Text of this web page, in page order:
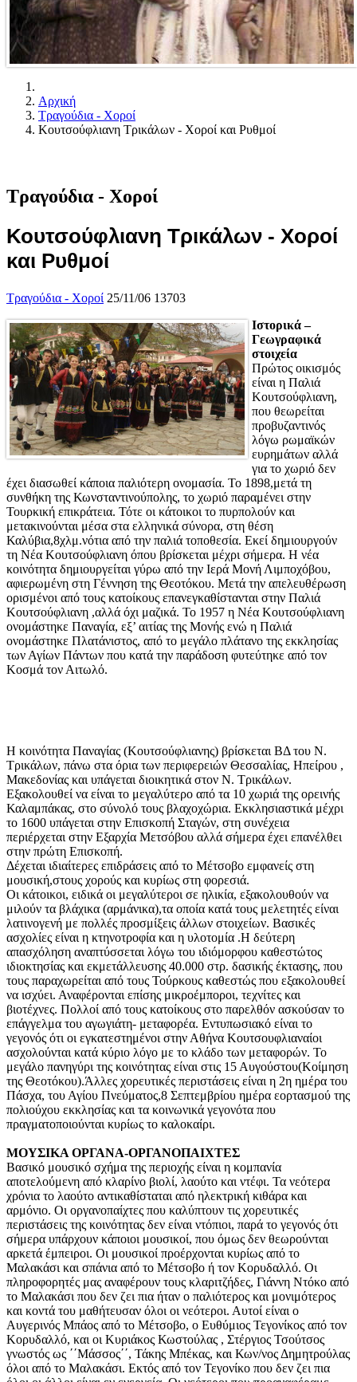
Αρχική
Τραγούδια - Χοροί
Κουτσούφλιανη Τρικάλων - Χοροί και Ρυθμοί
Τραγούδια - Χοροί
Κουτσούφλιανη Τρικάλων - Χοροί
και Ρυθμοί
Τραγούδια - Χοροί 25/11/06 13703
Ιστορικά –
Γεωγραφικά
στοιχεία
Πρώτος οικισμός
είναι η Παλιά
Κουτσούφλιανη,
που θεωρείται
προβυζαντινός
λόγω ρωμαϊκών
ευρημάτων αλλά
για το χωριό δεν
έχει διασωθεί κάποια παλιότερη ονομασία. Το 1898,μετά τη
συνθήκη της Κωνσταντινούπολης, το χωριό παραμένει στην
Τουρκική επικράτεια. Τότε οι κάτοικοι το πυρπολούν και
μετακινούνται μέσα στα ελληνικά σύνορα, στη θέση
Καλύβια,8χλμ.νότια από την παλιά τοποθεσία. Εκεί δημιουργούν
τη Νέα Κουτσούφλιανη όπου βρίσκεται μέχρι σήμερα. Η νέα
κοινότητα δημιουργείται γύρω από την Ιερά Μονή Λιμποχόβου,
αφιερωμένη στη Γέννηση της Θεοτόκου. Μετά την απελευθέρωση
ορισμένοι από τους κατοίκους επανεγκαθίστανται στην Παλιά
Κουτσούφλιανη ,αλλά όχι μαζικά. Το 1957 η Νέα Κουτσούφλιανη
ονομάστηκε Παναγία, εξ’ αιτίας της Μονής ενώ η Παλιά
ονομάστηκε Πλατάνιστος, από το μεγάλο πλάτανο της εκκλησίας
των Αγίων Πάντων που κατά την παράδοση φυτεύτηκε από τον
Κοσμά τον Αιτωλό.
Η κοινότητα Παναγίας (Κουτσούφλιανης) βρίσκεται ΒΔ του Ν.
Τρικάλων, πάνω στα όρια των περιφερειών Θεσσαλίας, Ηπείρου ,
Μακεδονίας και υπάγεται διοικητικά στον Ν. Τρικάλων.
Εξακολουθεί να είναι το μεγαλύτερο από τα 10 χωριά της ορεινής
Καλαμπάκας, στο σύνολό τους βλαχοχώρια. Εκκλησιαστικά μέχρι
το 1600 υπάγεται στην Επισκοπή Σταγών, στη συνέχεια
περιέρχεται στην Εξαρχία Μετσόβου αλλά σήμερα έχει επανέλθει
στην πρώτη Επισκοπή.
Δέχεται ιδιαίτερες επιδράσεις από το Μέτσοβο εμφανείς στη
μουσική,στους χορούς και κυρίως στη φορεσιά.
Οι κάτοικοι, ειδικά οι μεγαλύτεροι σε ηλικία, εξακολουθούν να
μιλούν τα βλάχικα (αρμάνικα),τα οποία κατά τους μελετητές είναι
λατινογενή με πολλές προσμίξεις άλλων στοιχείων. Βασικές
ασχολίες είναι η κτηνοτροφία και η υλοτομία .Η δεύτερη
απασχόληση αναπτύσσεται λόγω του ιδιόμορφου καθεστώτος
ιδιοκτησίας και εκμετάλλευσης 40.000 στρ. δασικής έκτασης, που
τους παραχωρείται από τους Τούρκους καθεστώς που εξακολουθεί
να ισχύει. Αναφέρονται επίσης μικροέμποροι, τεχνίτες και
βιοτέχνες. Πολλοί από τους κατοίκους στο παρελθόν ασκούσαν το
επάγγελμα του αγωγιάτη- μεταφορέα. Εντυπωσιακό είναι το
γεγονός ότι οι εγκατεστημένοι στην Αθήνα Κουτσουφλιαναίοι
ασχολούνται κατά κύριο λόγο με το κλάδο των μεταφορών. Το
μεγάλο πανηγύρι της κοινότητας είναι στις 15 Αυγούστου(Κοίμηση
της Θεοτόκου).Άλλες χορευτικές περιστάσεις είναι η 2η ημέρα του
Πάσχα, του Αγίου Πνεύματος,8 Σεπτεμβρίου ημέρα εορτασμού της
πολιούχου εκκλησίας και τα κοινωνικά γεγονότα που
πραγματοποιούνται κυρίως το καλοκαίρι.
ΜΟΥΣΙΚΑ ΟΡΓΑΝΑ-ΟΡΓΑΝΟΠΑΙΧΤΕΣ
Βασικό μουσικό σχήμα της περιοχής είναι η κομπανία
αποτελούμενη από κλαρίνο βιολί, λαούτο και ντέφι. Τα νεότερα
χρόνια το λαούτο αντικαθίσταται από ηλεκτρική κιθάρα και
αρμόνιο. Οι οργανοπαίχτες που καλύπτουν τις χορευτικές
περιστάσεις της κοινότητας δεν είναι ντόπιοι, παρά το γεγονός ότι
σήμερα υπάρχουν κάποιοι μουσικοί, που όμως δεν θεωρούνται
αρκετά έμπειροι. Οι μουσικοί προέρχονται κυρίως από το
Μαλακάσι και σπάνια από το Μέτσοβο ή τον Κορυδαλλό. Οι
πληροφορητές μας αναφέρουν τους κλαριτζήδες, Γιάννη Ντόκο από
το Μαλακάσι που δεν ζει πια ήταν ο παλιότερος και μονιμότερος
και κοντά του μαθήτευσαν όλοι οι νεότεροι. Αυτοί είναι ο
Αυγερινός Μπάος από το Μέτσοβο, ο Ευθύμιος Τεγονίκος από τον
Κορυδαλλό, και οι Κυριάκος Κωστούλας , Στέργιος Τσούτσος
γνωστός ως ΄΄Μάσσος΄΄, Τάκης Μπέκας, και Κων/νος Δημητρούλας
όλοι από το Μαλακάσι. Εκτός από τον Τεγονίκο που δεν ζει πια